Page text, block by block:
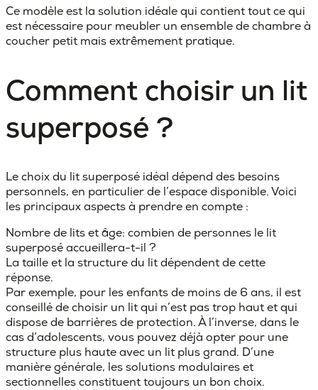
Ce modèle est la solution idéale qui contient tout ce qui
est nécessaire pour meubler un ensemble de chambre à
coucher petit mais extrêmement pratique.
Comment choisir un lit
superposé ?
Le choix du lit superposé idéal dépend des besoins
personnels, en particulier de l’espace disponible. Voici
les principaux aspects à prendre en compte :
Nombre de lits et âge: combien de personnes le lit
superposé accueillera-t-il ?
La taille et la structure du lit dépendent de cette
réponse.
Par exemple, pour lesenfants de moins de 6 ans, il est
conseillé de choisir un lit qui n’est pas trop haut et qui
dispose de barrières de protection. À l’inverse, dans le
cas d’adolescents, vous pouvez déjà opter pour une
structure plus haute avec un lit plus grand. D’une
manière générale, les solutions modulaires et
sectionnelles constituent toujours un bon choix.